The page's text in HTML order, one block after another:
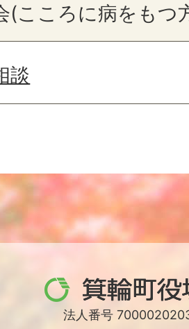
(こころに病をもつ
談
箕
輪法人番号